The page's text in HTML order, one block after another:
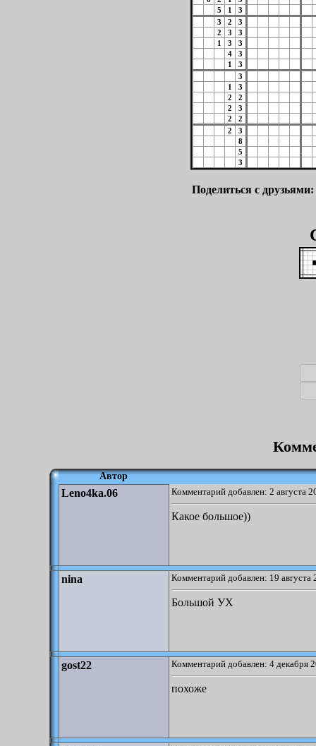
5
1
3
3
2
3
2
3
3
1
3
3
4
3
1
3
3
1
3
2
2
2
3
2
2
2
3
8
5
3
Поделиться с друзьями:
Автор
Leno4ka.06 Комментарий добавлен: 2 августа
Какое большое))
nina Комментарий добавлен: 19 августа
Большой УХ
gost22 Комментарий добавлен: 4 декабря
похоже